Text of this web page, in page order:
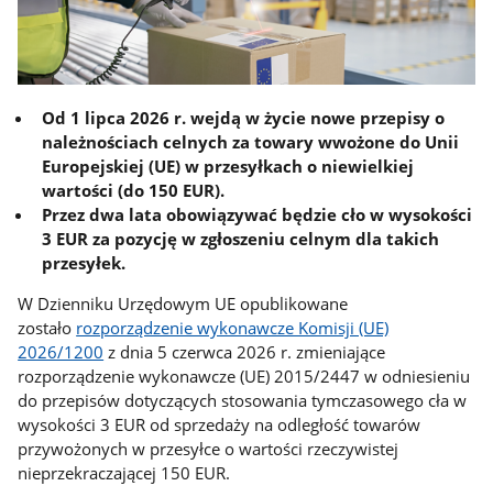
Od 1 lipca 2026 r. wejdą w życie nowe przepisy o
należnościach celnych za towary wwożone do Unii
Europejskiej (UE) w przesyłkach o niewielkiej
wartości (do 150 EUR).
Przez dwa lata obowiązywać będzie cło w wysokości
3 EUR za pozycję w zgłoszeniu celnym dla takich
przesyłek.
W Dzienniku Urzędowym UE opublikowane
zostało rozporządzenie wykonawcze Komisji (UE)
2026/1200 z dnia 5 czerwca 2026 r. zmieniające
rozporządzenie wykonawcze (UE) 2015/2447 w odniesieniu
do przepisów dotyczących stosowania tymczasowego cła w
wysokości 3 EUR od sprzedaży na odległość towarów
przywożonych w przesyłce o wartości rzeczywistej
nieprzekraczającej 150 EUR.